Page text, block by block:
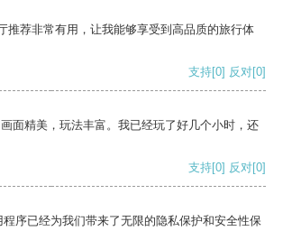
推荐非常有用，让我能够享受到高品质的旅行体
支持[0] 反对[0]
面精美，玩法丰富。我已经玩了好几个小时，还
支持[0] 反对[0]
序已经为我们带来了无限的隐私保护和安全性保